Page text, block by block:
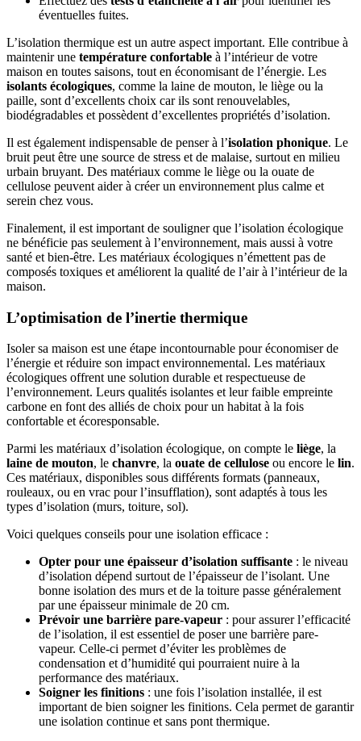
éventuelles fuites.
L’isolation thermique est un autre aspect important. Elle contribue à
maintenir une température confortable à l’intérieur de votre
maison en toutes saisons, tout en économisant de l’énergie. Les
isolants écologiques, comme la laine de mouton, le liège ou la
paille, sont d’excellents choix car ils sont renouvelables,
biodégradables et possèdent d’excellentes propriétés d’isolation.
Il est également indispensable de penser à l’isolation phonique. Le
bruit peut être une source de stress et de malaise, surtout en milieu
urbain bruyant. Des matériaux comme le liège ou la ouate de
cellulose peuvent aider à créer un environnement plus calme et
serein chez vous.
Finalement, il est important de souligner que l’isolation écologique
ne bénéficie pas seulement à l’environnement, mais aussi à votre
santé et bien-être. Les matériaux écologiques n’émettent pas de
composés toxiques et améliorent la qualité de l’air à l’intérieur de la
maison.
L’optimisation de l’inertie thermique
Isoler sa maison est une étape incontournable pour économiser de
l’énergie et réduire son impact environnemental. Les matériaux
écologiques offrent une solution durable et respectueuse de
l’environnement. Leurs qualités isolantes et leur faible empreinte
carbone en font des alliés de choix pour un habitat à la fois
confortable et écoresponsable.
Parmi les matériaux d’isolation écologique, on compte le liège, la
laine de mouton, le chanvre, la ouate de cellulose ou encore le lin.
Ces matériaux, disponibles sous différents formats (panneaux,
rouleaux, ou en vrac pour l’insufflation), sont adaptés à tous les
types d’isolation (murs, toiture, sol).
Voici quelques conseils pour une isolation efficace :
Opter pour une épaisseur d’isolation suffisante : le niveau
d’isolation dépend surtout de l’épaisseur de l’isolant. Une
bonne isolation des murs et de la toiture passe généralement
par une épaisseur minimale de 20 cm.
Prévoir une barrière pare-vapeur : pour assurer l’efficacité
de l’isolation, il est essentiel de poser une barrière pare-
vapeur. Celle-ci permet d’éviter les problèmes de
condensation et d’humidité qui pourraient nuire à la
performance des matériaux.
Soigner les finitions : une fois l’isolation installée, il est
important de bien soigner les finitions. Cela permet de garantir
une isolation continue et sans pont thermique.